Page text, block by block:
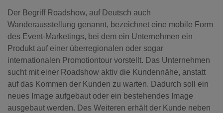
Der Begriff Roadshow, auf Deutsch auch
Wanderausstellung genannt, bezeichnet eine mobile Form
des Event-Marketings, bei dem ein Unternehmen ein
Produkt auf einer überregionalen oder sogar
internationalen Promotiontour vorstellt. Das Unternehmen
sucht mit einer Roadshow aktiv die Kundennähe, anstatt
auf das Kommen der Kunden zu warten. Dadurch soll ein
neues Image aufgebaut oder ein bestehendes Image
ausgebaut werden. Des Weiteren erhält der Kunde neben